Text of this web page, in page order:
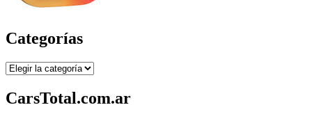
Categorías
Categorías
CarsTotal.com.ar